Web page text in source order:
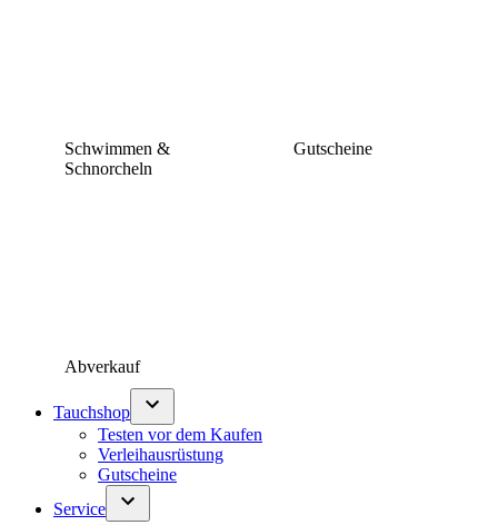
Schwimmen &
Schnorcheln
Gutscheine
Abverkauf
Tauchshop
Testen vor dem Kaufen
Verleihausrüstung
Gutscheine
Service